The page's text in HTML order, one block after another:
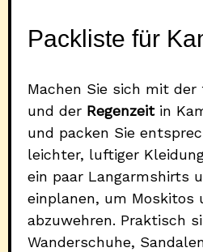
Packliste für
Machen Sie sich mit
und der Regenzeitin
und packen Sie
leichter, luftiger
ein paar Langarmshirts
einplanen, um Moskitos
abzuwehren. Praktisch
Wanderschuhe,